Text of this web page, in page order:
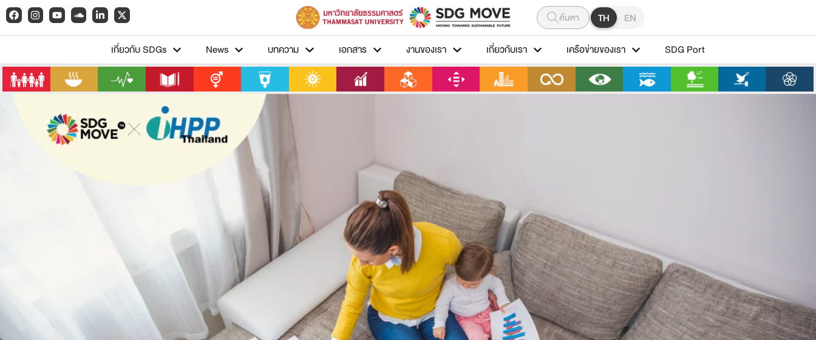
ค้นหา TH EN
เกี่ยวกับ SDGs News บทความ เอกสาร งานของเรา เกี่ยวกับเรา เครือข่ายของเรา SDG Port